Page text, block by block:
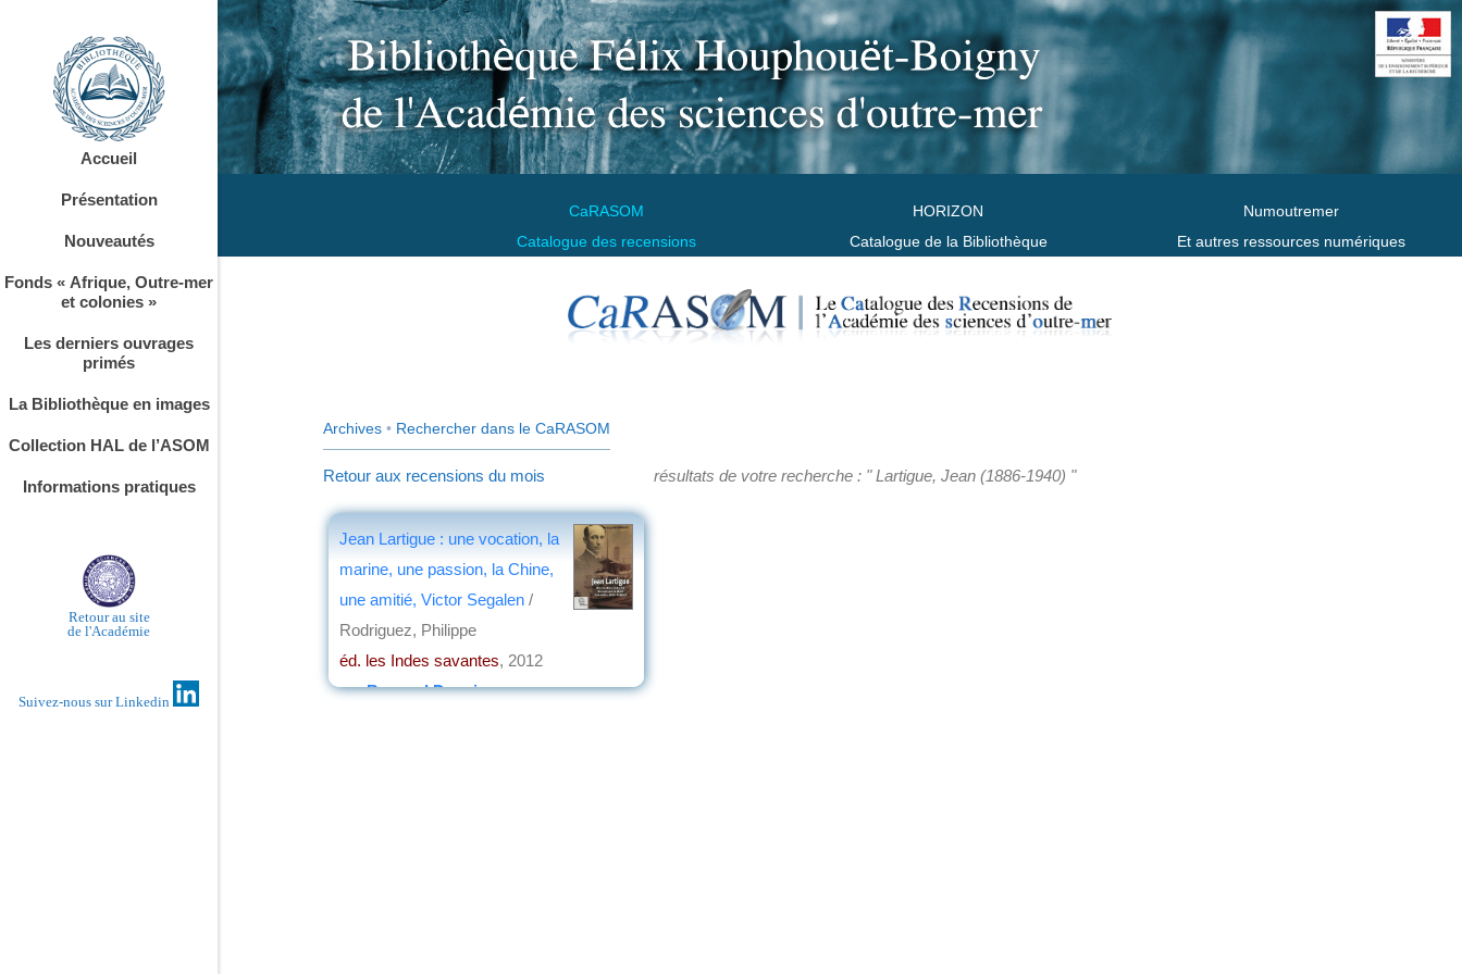
CaRASOM
Catalogue des recensions
HORIZON
Catalogue de la Bibliothèque
Numoutremer
Et autres ressources numériques
Accueil
Présentation
Nouveautés
Fonds « Afrique, Outre-mer
et colonies »
Les derniers ouvrages
primés
La Bibliothèque en images
Collection HAL de l’ASOM
Informations pratiques
Retour au site
de l'Académie
Suivez-nous sur Linkedin
Archives • Rechercher dans le CaRASOM
Retour aux recensions du mois résultats de votre recherche : " Lartigue, Jean (1886-1940) "
Jean Lartigue : une vocation, la
marine, une passion, la Chine,
une amitié, Victor Segalen /
Rodriguez, Philippe
éd. les Indes savantes, 2012
parBernard Dupaigne